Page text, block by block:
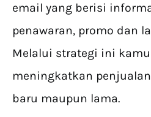
email yang berisi
penawaran, promo dan
Melalui strategi ini
meningkatkan
baru maupun lama.